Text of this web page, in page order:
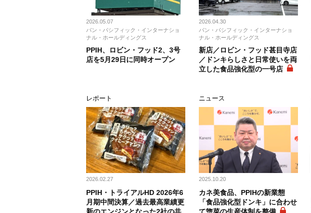
2026.05.07
パン・パシフィック・インターナショ
ナル・ホールディングス
PPIH、ロビン・フッド2、3号
店を5月29日に同時オープン
2026.04.30
パン・パシフィック・インターナショ
ナル・ホールディングス
新店／ロビン・フッド甚目寺店
／ドンキらしさと日常使いを両
立した食品強化型の一号店
レポート
2026.02.27
PPIH・トライアルHD 2026年6
月期中間決算／過去最高業績更
ニュース
2025.10.20
カネ美食品、PPIHの新業態
「食品強化型ドンキ」に合わせ